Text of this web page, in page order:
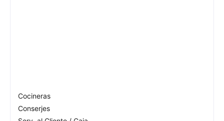
Cocineras
Conserjes